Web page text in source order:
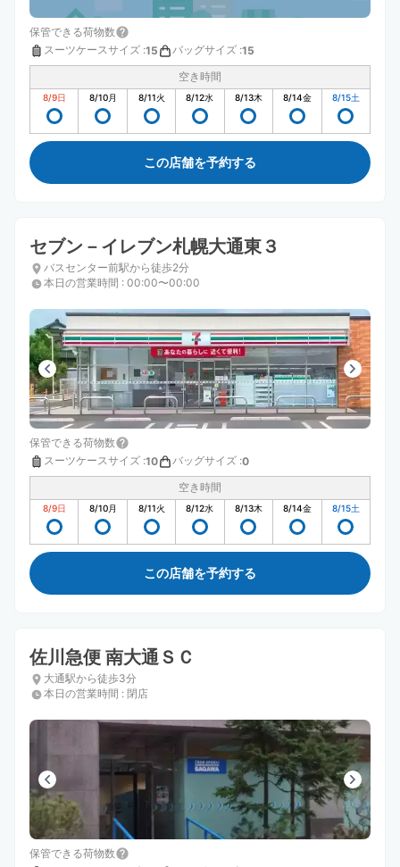
保管できる荷物数
スーツケースサイズ :15 バッグサイズ :15
空き時間
8/9日 8/10月 8/11火 8/12水 8/13木 8/14金 8/15土
この店舗を予約する
セブン－イレブン札幌大通東３
バスセンター前駅から徒歩2分
本日の営業時間 : 00:00〜00:00
保管できる荷物数
スーツケースサイズ :10 バッグサイズ :0
空き時間
8/9日 8/10月 8/11火 8/12水 8/13木 8/14金 8/15土
この店舗を予約する
佐川急便 南大通ＳＣ
大通駅から徒歩3分
本日の営業時間 : 閉店
保管できる荷物数